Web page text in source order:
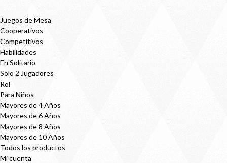
Juegos de Mesa
Cooperativos
Competitivos
Habilidades
En Solitario
Solo 2 Jugadores
Rol
Para Niños
Mayores de 4 Años
Mayores de 6 Años
Mayores de 8 Años
Mayores de 10 Años
Todos los productos
Mi cuenta